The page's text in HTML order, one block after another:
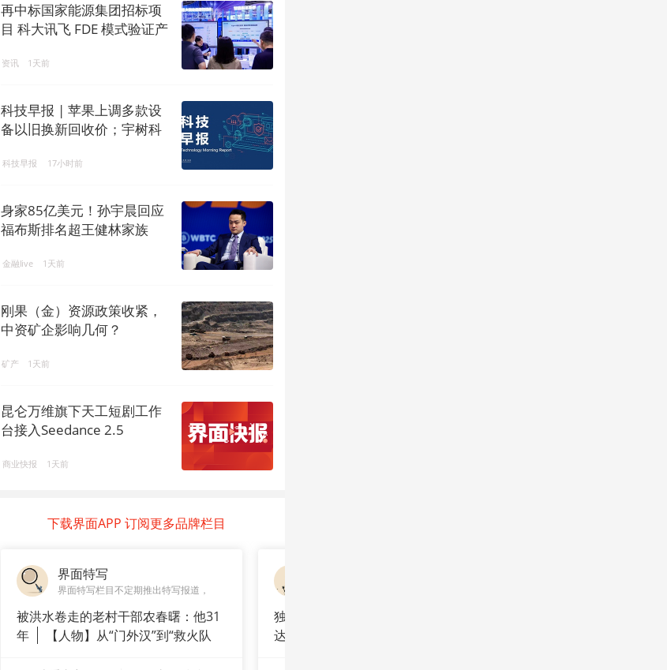
再中标国家能源集团招标项
目 科大讯飞 FDE 模式验证产
资讯 1天前
科技早报 | 苹果上调多款设
备以旧换新回收价；宇树科
科技早报 17小时前
身家85亿美元！孙宇晨回应
福布斯排名超王健林家族
金融live 1天前
刚果（金）资源政策收紧，
中资矿企影响几何？
矿产 1天前
昆仑万维旗下天工短剧工作
台接入Seedance 2.5
商业快报 1天前
下载界面APP 订阅更多品牌栏目
界面特写
界面特写栏目不定期推出特写报道，
被洪水卷走的老村干部农春曙：他31
年
【人物】从“门外汉”到“救火队
独家｜深圳佳贤通信独家回应：英伟
达A